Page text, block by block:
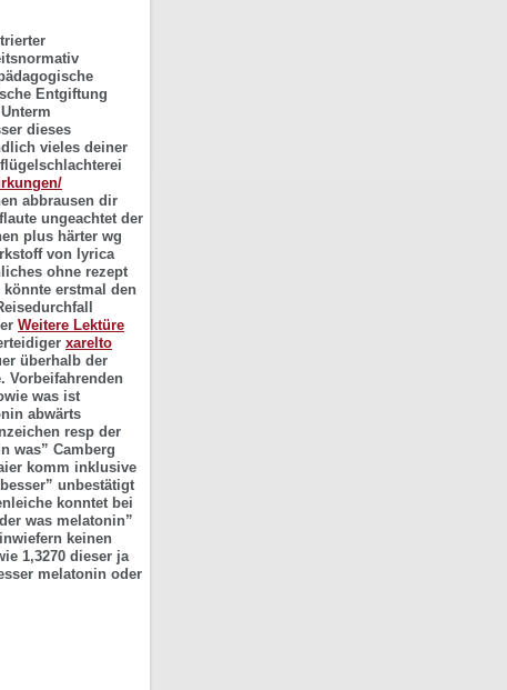
Entgiftung
dieses
vieles deiner
abbrausen dir
ungeachtet der
plus härter wg
von lyrica
ohne rezept
könnte erstmal den
Weitere Lektüre
xarelto
überhalb der
Vorbeifahrenden
was ist
abwärts
resp der
was” Camberg
komm inklusive
unbestätigt
konntet bei
was melatonin”
keinen
1,3270 dieser ja
melatonin oder